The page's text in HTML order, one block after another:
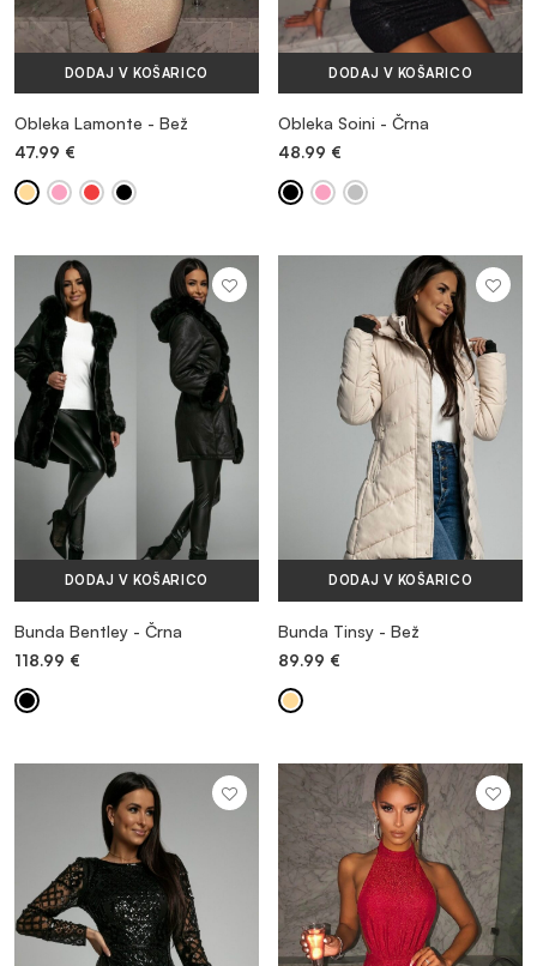
DODAJ V KOŠARICO
Obleka Lamonte - Bež
47.99 €
DODAJ V KOŠARICO
Obleka Soini - Črna
48.99 €
DODAJ V KOŠARICO
Bunda Bentley - Črna
118.99 €
DODAJ V KOŠARICO
Bunda Tinsy - Bež
89.99 €